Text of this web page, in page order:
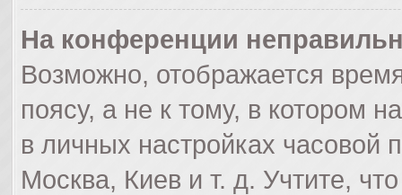
На конференции
Возможно, отображается
поясу, а не к тому, в котором
в личных настройках часовой
Москва, Киев и т. д. Учтите,